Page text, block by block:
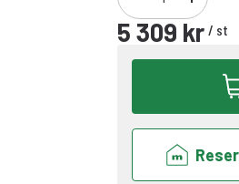
5 309 kr / st